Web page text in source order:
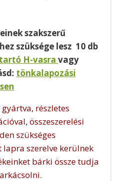
szakszerű
szüksége lesz 10 db
H-vasra vagy
tönkalapozási
részletes
összeszerelési
szükséges
szerelve kerülnek
bárki össze tudja